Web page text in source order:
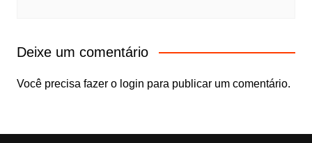
Deixe um comentário
Você precisa fazer o login para publicar um comentário.